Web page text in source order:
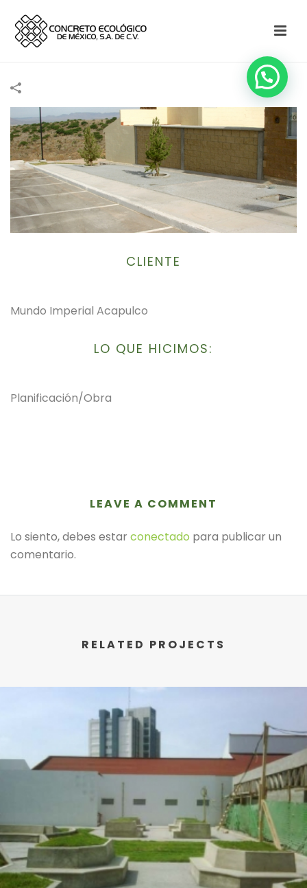
CLIENTE
Mundo Imperial Acapulco
LO QUE HICIMOS:
Planificación/Obra
LEAVE A COMMENT
Lo siento, debes estar conectado para publicar un
comentario.
RELATED PROJECTS